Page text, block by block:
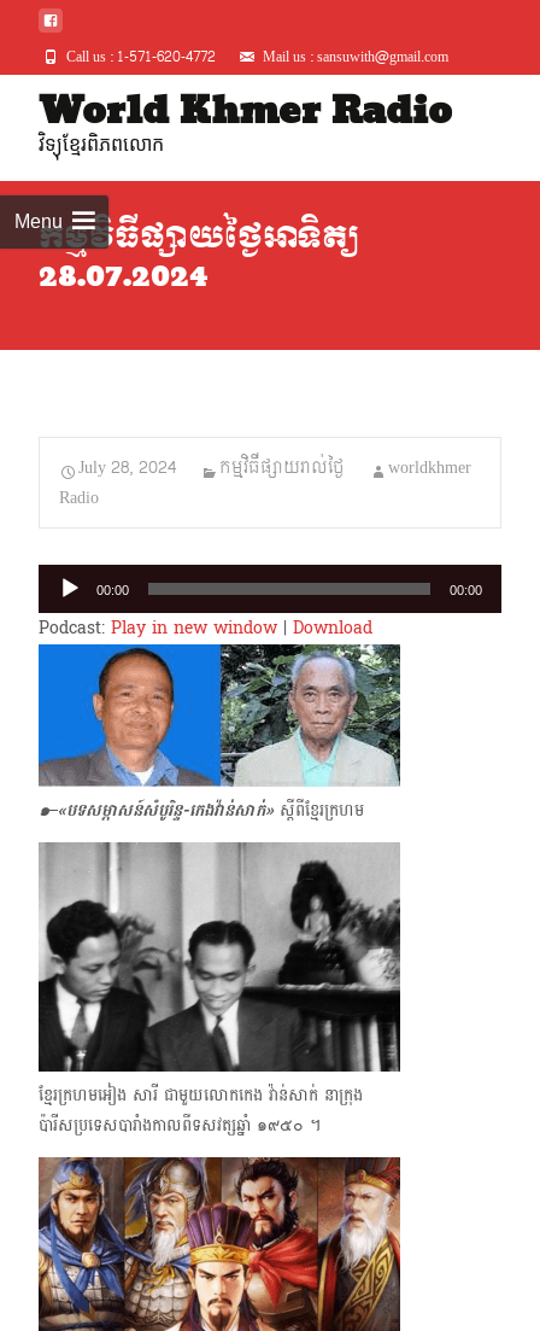
Call us : 1-571-620-4772 Mail us : sansuwith@gmail.com
World Khmer Radio
វិទ្យុខ្មែរពិភពលោក
Menuកម្មវិធីផ្សាយថ្ងៃអាទិត្យ
28.07.2024
July 28, 2024 កម្មវិធីផ្សាយរាល់ថ្ងៃ
worldkhmer
Radio
Audio
Player
00:00 00:00
Podcast: Play in new window| Download
๑–«បទសម្ភាសន៍សំបូរិន្ទ-កេងវ៉ាន់សាក់»​ ស្តីពីខ្មែរក្រហម
ខ្មែរក្រហមអៀង សារី​ ជាមួយលោកកេង វ៉ាន់សាក់ នាក្រុង
ប៉ារីសប្រទេសបារាំងកាលពីទសវត្សឆ្នាំ ๑๙๕๐ ។